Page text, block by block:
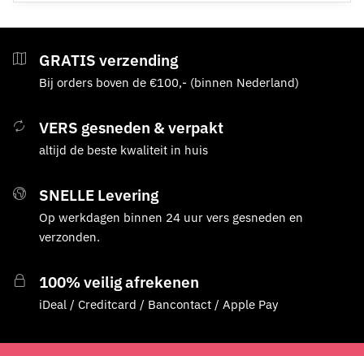
variaties.
Deze
kan
gekozen
op
de
GRATIS verzending
Bij orders boven de €100,- (binnen Nederland)
VERS gesneden & verpakt
altijd de beste kwaliteit in huis
SNELLE Levering
Op werkdagen binnen 24 uur vers gesneden en
verzonden.
100% veilig afrekenen
iDeal / Creditcard / Bancontact / Apple Pay